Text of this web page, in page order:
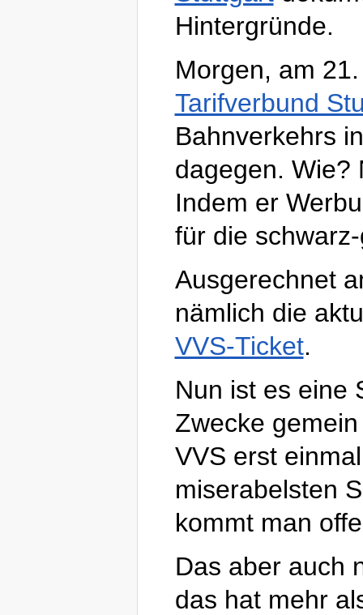
Hintergründe.
Morgen, am
Tarifverbund
Bahnverkehrs
dagegen. Wie?
Indem er
für die
Ausgerechnet
nämlich die
VVS-Ticket.
Nun ist es eine
Zwecke
VVS erst
miserabelsten
kommt man
Das aber auch
das hat mehr